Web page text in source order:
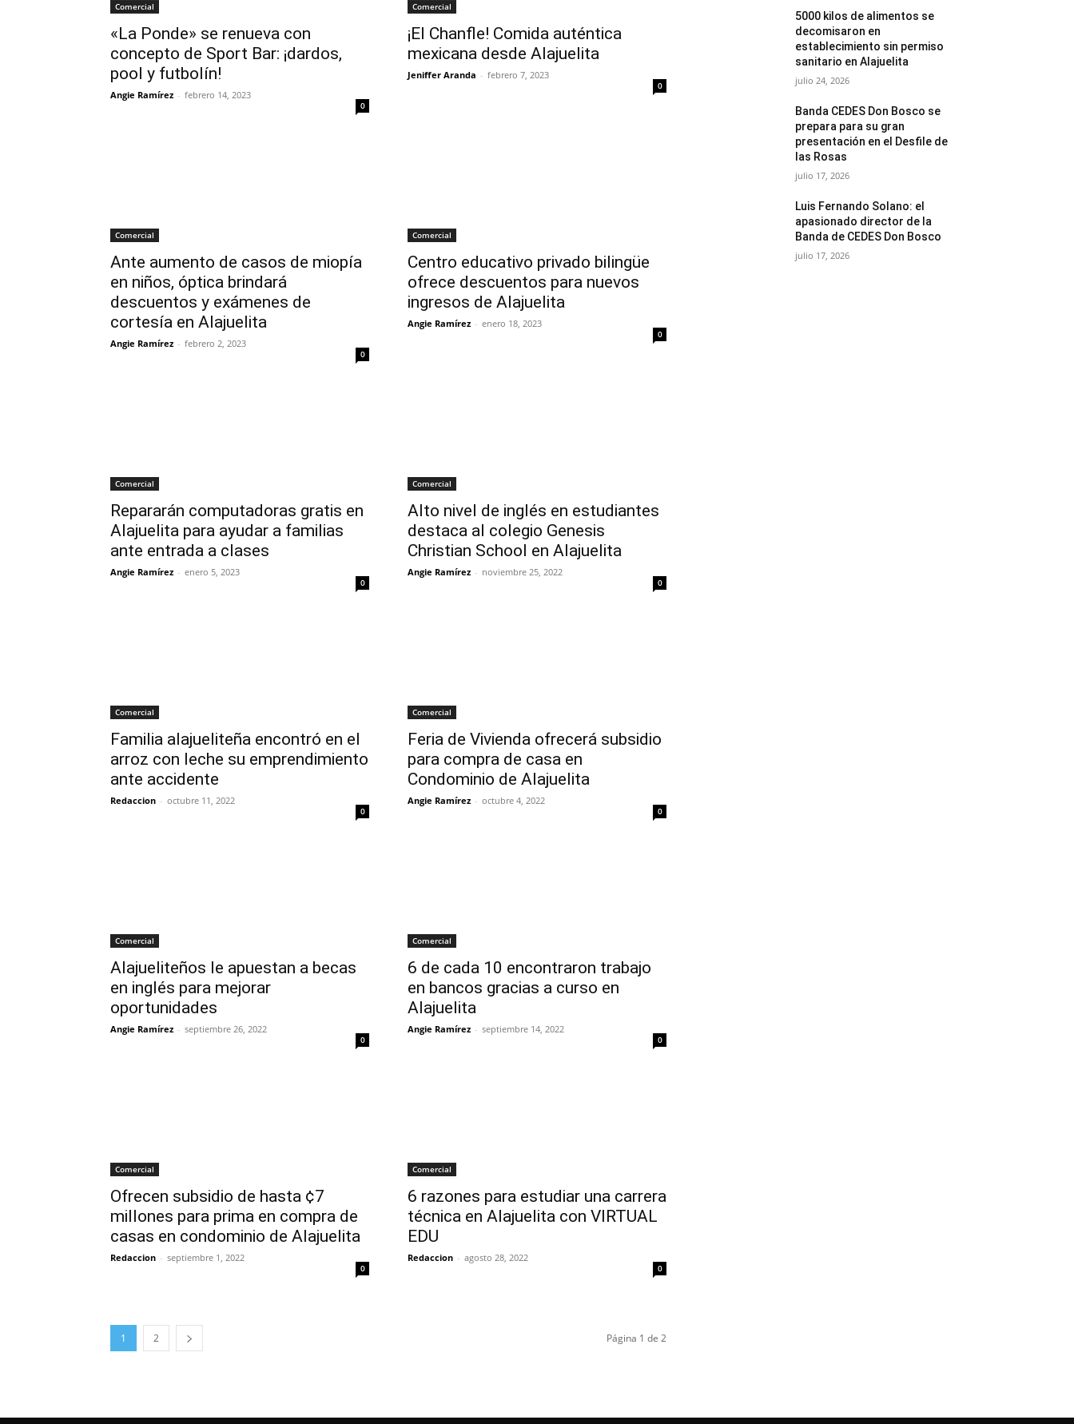
Comercial
«La Ponde» se renueva con
concepto de Sport Bar: ¡dardos,
pool y futbolín!
Angie Ramírez - febrero 14, 2023
0
Comercial
¡El Chanfle! Comida auténtica
mexicana desde Alajuelita
Jeniffer Aranda - febrero 7, 2023
0
Comercial
Ante aumento de casos de miopía
en niños, óptica brindará
descuentos y exámenes de
cortesía en Alajuelita
Angie Ramírez - febrero 2, 2023
0
Comercial
Centro educativo privado bilingüe
ofrece descuentos para nuevos
ingresos de Alajuelita
Angie Ramírez - enero 18, 2023
0
Comercial
Repararán computadoras gratis en
Alajuelita para ayudar a familias
ante entrada a clases
Angie Ramírez - enero 5, 2023
0
Comercial
Alto nivel de inglés en estudiantes
destaca al colegio Genesis
Christian School en Alajuelita
Angie Ramírez - noviembre 25, 2022
0
Comercial
Familia alajueliteña encontró en el
arroz con leche su emprendimiento
ante accidente
Redaccion - octubre 11, 2022
0
Comercial
Feria de Vivienda ofrecerá subsidio
para compra de casa en
Condominio de Alajuelita
Angie Ramírez - octubre 4, 2022
0
Comercial
Alajueliteños le apuestan a becas
en inglés para mejorar
oportunidades
Angie Ramírez - septiembre 26, 2022
0
Comercial
6 de cada 10 encontraron trabajo
en bancos gracias a curso en
Alajuelita
Angie Ramírez - septiembre 14, 2022
0
Comercial
Ofrecen subsidio de hasta ¢7
millones para prima en compra de
casas en condominio de Alajuelita
Redaccion - septiembre 1, 2022
0
Comercial
6 razones para estudiar una carrera
técnica en Alajuelita con VIRTUAL
EDU
Redaccion - agosto 28, 2022
0
1 2 Página 1 de 2
5000 kilos de alimentos se
decomisaron en
establecimiento sin permiso
sanitario en Alajuelita
julio 24, 2026
Banda CEDES Don Bosco se
prepara para su gran
presentación en el Desfile de
las Rosas
julio 17, 2026
Luis Fernando Solano: el
apasionado director de la
Banda de CEDES Don Bosco
julio 17, 2026